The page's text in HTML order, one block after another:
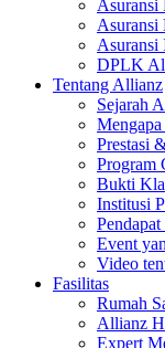
Asuransi
Asuransi
Asuransi
DPLK
Tentang Allianz
Sejarah
Prestasi
Program
Bukti
Institusi
Event
Video
Fasilitas
Rumah
Allianz
Expert